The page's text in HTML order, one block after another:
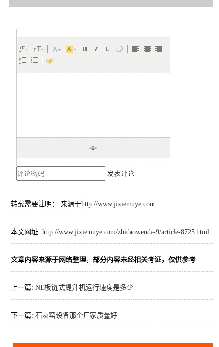
发表评论
转载需要注明： 来源于http://www.jixiemuye.com
本文网址: http://www.jixiemuye.com/zhidaowenda-9/article-8725.html
文章内容来源于网络整理，部分内容未经相关考证，仅供参考
上一篇: NE板链式提升机运行速度是多少
下一篇: 石灰窑设备那个厂家质量好